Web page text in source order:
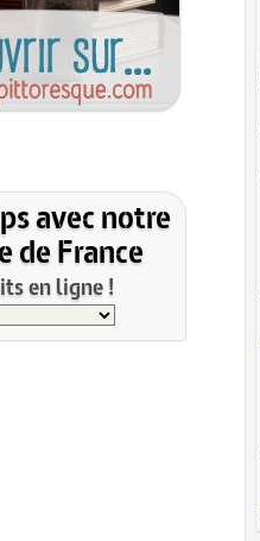
avec notre
de France
en ligne !